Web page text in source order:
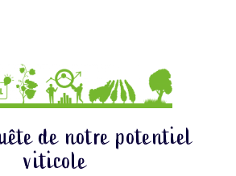
de notre potentiel
viticole